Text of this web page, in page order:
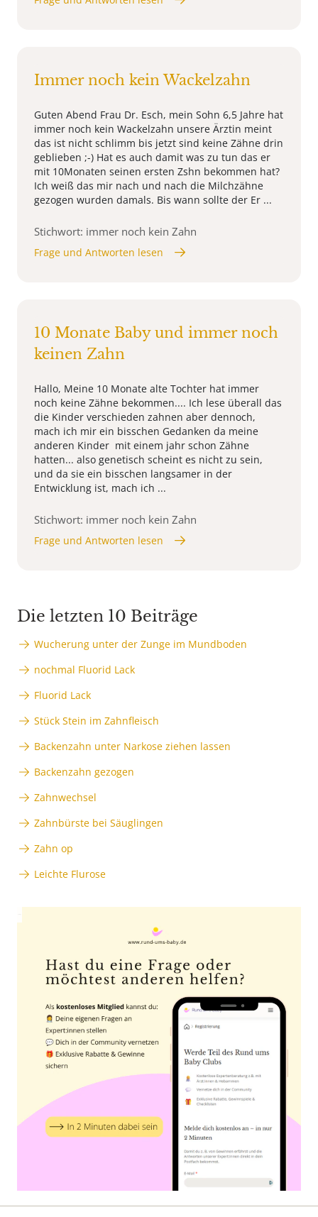
Immer noch kein Wackelzahn
Guten Abend Frau Dr. Esch, mein Sohn 6,5 Jahre hat
immer noch kein Wackelzahn unsere Ärztin meint
das ist nicht schlimm bis jetzt sind keine Zähne drin
geblieben ;-) Hat es auch damit was zu tun das er
mit 10Monaten seinen ersten Zshn bekommen hat?
Ich weiß das mir nach und nach die Milchzähne
gezogen wurden damals. Bis wann sollte der Er ...
Stichwort: immer noch kein Zahn
Frage und Antworten lesen
10 Monate Baby und immer noch
keinen Zahn
Hallo, Meine 10 Monate alte Tochter hat immer
noch keine Zähne bekommen.... Ich lese überall das
die Kinder verschieden zahnen aber dennoch,
mach ich mir ein bisschen Gedanken da meine
anderen Kinder mit einem jahr schon Zähne
hatten... also genetisch scheint es nicht zu sein,
und da sie ein bisschen langsamer in der
Entwicklung ist, mach ich ...
Stichwort: immer noch kein Zahn
Frage und Antworten lesen
Die letzten 10 Beiträge
Wucherung unter der Zunge im Mundboden
nochmal Fluorid Lack
Fluorid Lack
Stück Stein im Zahnfleisch
Backenzahn unter Narkose ziehen lassen
Backenzahn gezogen
Zahnwechsel
Zahnbürste bei Säuglingen
Zahn op
Leichte Flurose